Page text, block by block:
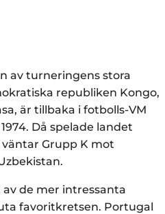
av turneringens stora
republiken Kongo,
är tillbaka i fotbolls-VM
Då spelade landet
Grupp K mot
de mer intressanta
favoritkretsen. Portugal